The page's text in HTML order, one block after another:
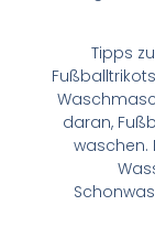
Tipps
daran,
waschen.